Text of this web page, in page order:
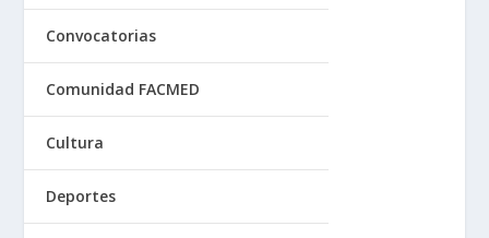
Convocatorias
Comunidad FACMED
Cultura
Deportes